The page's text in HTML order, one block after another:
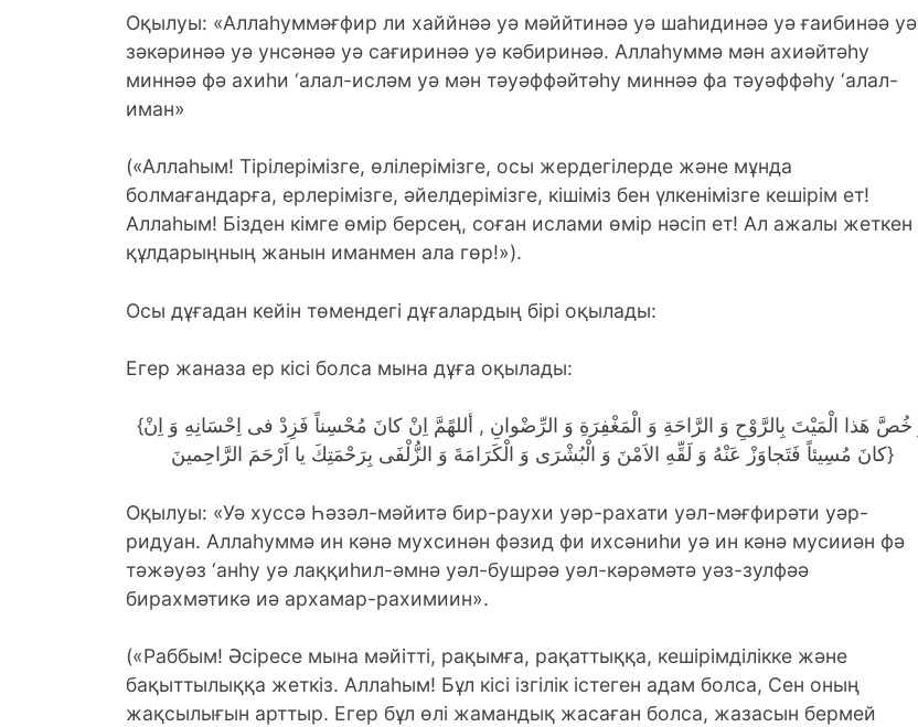
Оқылуы: «Аллаһуммәғфир ли хаййнәә уә мәййтинәә уә шаһидинәә уә ғаибинәә уә
зәкәринәә уә унсәнәә уә сағиринәә уә кәбиринәә. Аллаһуммә мән ахиәйтәһу
миннәә фә ахиһи ‘алал-исләм уә мән тәуәффәйтәһу миннәә фа тәуәффәһу ‘алал-
иман»
(«Аллаһым! Тірілерімізге, өлілерімізге, осы жердегілерде және мұнда
болмағандарға, ерлерімізге, әйелдерімізге, кішіміз бен үлкенімізге кешірім ет!
Аллаһым! Бізден кімге өмір берсең, соған ислами өмір нәсіп ет! Ал ажалы жеткен
құлдарыңның жанын иманмен ала гөр!»).
Осы дұғадан кейін төмендегі дұғалардың бірі оқылады:
Егер жаназа ер кісі болса мына дұға оқылады:
{وَ خُصَّ هَذا الْمَيْتَ بِالرَّوْحِ وَ الرَّاحَةِ وَ الْمَغْفِرَةِ وَ الرِّضْوانِ , أللهًمَّ اِنْ كانَ مُحْسِناً فَزِدْ فى اِحْسَانِهِ وَ اِنْ
كانَ مُسِيئاً فَتَجاوَزْ عَنْهُ وَ لَقِّهِ الاَمْنَ وَ الْبُشْرَى وَ الْكَرَامَةَ وَ الزُّلْفَى بِرَحْمَتِكَ يا اَرْحَمَ الرَّاحِمينَ}
Оқылуы: «Уә хуссә Һәзәл-мәйитә бир-раухи уәр-рахати уәл-мәғфирәти уәр-
ридуан. Аллаһуммә ин кәнә мухсинән фәзид фи ихсәниһи уә ин кәнә мусииән фә
тәжәуәз ‘анһу уә лаққиһил-әмнә уәл-бушрәә уәл-кәрәмәтә уәз-зулфәә
бирахмәтикә иә архамар-рахимиин».
(«Раббым! Әсіресе мына мәйітті, рақымға, рақаттыққа, кешірімділікке және
бақыттылыққа жеткіз. Аллаһым! Бұл кісі ізгілік істеген адам болса, Сен оның
жақсылығын арттыр. Егер бұл өлі жамандық жасаған болса, жазасын бермей